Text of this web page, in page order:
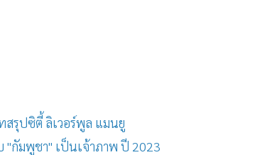
สรุปซิตี้ ลิเวอร์พูล แมนยู
"กัมพูชา" เป็นเจ้าภาพ ปี 2023